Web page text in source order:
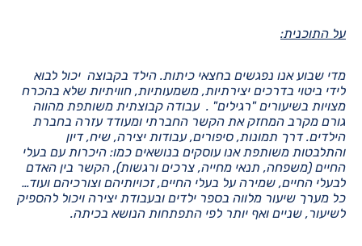
על התוכנית:
מדי שבוע אנו נפגשים בחצאי כיתות. הילד בקבוצה יכול לבוא
לידי ביטוי בדרכים יצירתיות, משמעותיות, חוויתיות שלא בהכרח
מצויות בשיעורים "רגילים" . עבודה קבוצתית משותפת מהווה
גורם מקרב המחזק את הקשר החברתי ומעודד עזרה בחברת
הילדים.דרך תמונות, סיפורים, עבודות יצירה, שיח, דיון
והתלבטות משותפת אנו עוסקים בנושאים כמו: היכרות עם בעלי
החיים (משפחה, תנאי מחייה, צרכים ורגשות), הקשר בין האדם
לבעלי החיים, שמירה על בעלי החיים, זכויותיהם וצורכיהם ועוד…
כל מערך שיעור מלווה בספר ילדים ובעבודת יצירה ויכול להספיק
לשיעור, שניים ואף יותר לפי התפתחות הנושא בכיתה.